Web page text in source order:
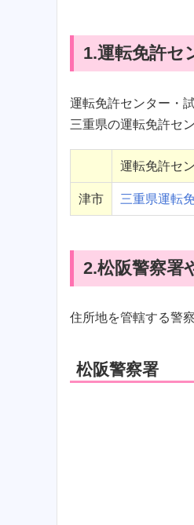
1.運転免許セ
運転免許センター・
三重県の運転免許セ
運転免許セ
津市 三重県運転
2.松阪警察署
住所地を管轄する警
松阪警察署